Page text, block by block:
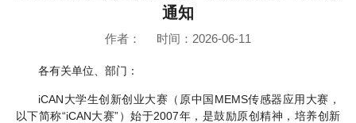
通知
作者： 时间：2026-06-11
各有关单位、部门：
iCAN大学生创新创业大赛（原中国MEMS传感器应用大赛，
以下简称“iCAN大赛”）始于2007年，是鼓励原创精神，培养创新